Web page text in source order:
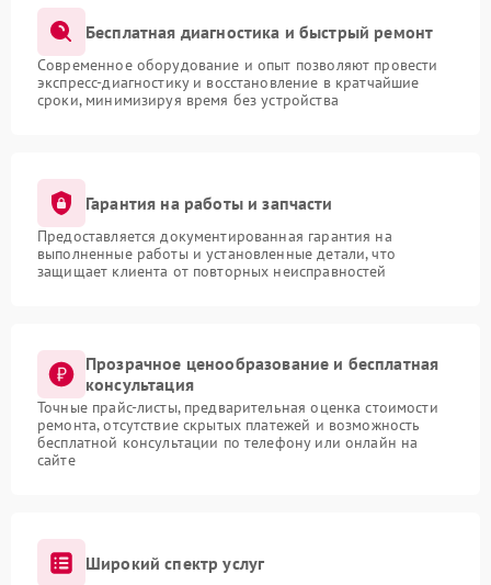
Бесплатная диагностика и быстрый ремонт
Современное оборудование и опыт позволяют провести
экспресс-диагностику и восстановление в кратчайшие
сроки, минимизируя время без устройства
Гарантия на работы и запчасти
Предоставляется документированная гарантия на
выполненные работы и установленные детали, что
защищает клиента от повторных неисправностей
Прозрачное ценообразование и бесплатная
консультация
Точные прайс-листы, предварительная оценка стоимости
ремонта, отсутствие скрытых платежей и возможность
бесплатной консультации по телефону или онлайн на
сайте
Широкий спектр услуг